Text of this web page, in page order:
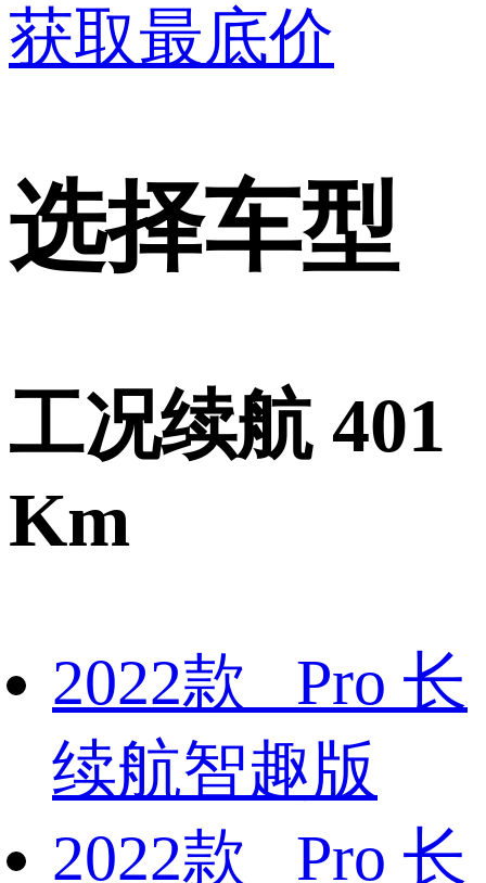
获取最底价
选择车型
工况续航 401
Km
2022款 Pro 长
续航智趣版
2022款 Pro 长